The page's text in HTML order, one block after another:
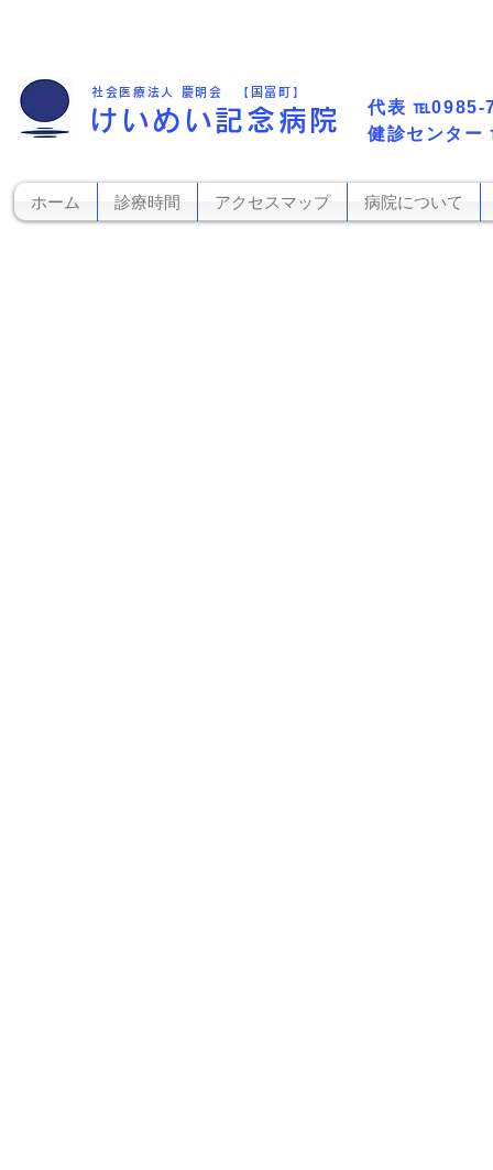
​健診センター
社会医療法人 慶明会 【国富町】
けいめい記念病院 代表​ ℡0985-
ホーム 診療時間 アクセスマップ 病院について